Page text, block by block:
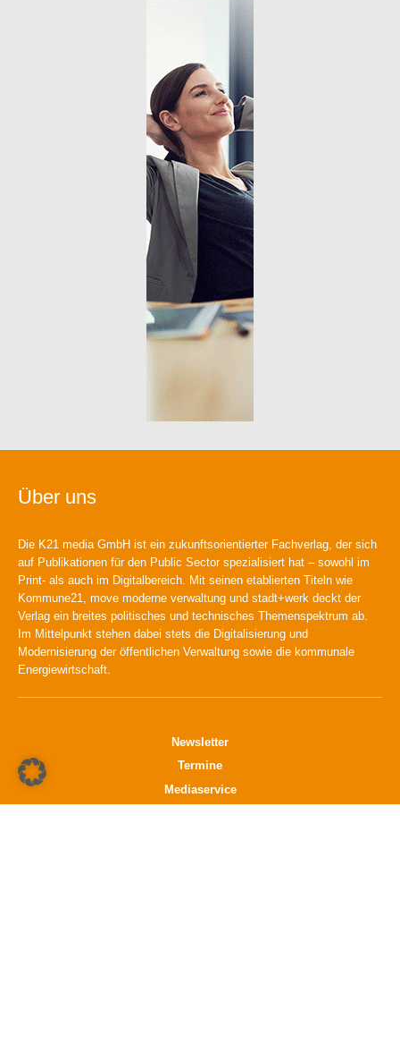
Über uns
Die K21 media GmbH ist ein zukunftsorientierter Fachverlag, der sich
auf Publikationen für den Public Sector spezialisiert hat – sowohl im
Print- als auch im Digitalbereich. Mit seinen etablierten Titeln wie
Kommune21, move moderne verwaltung und stadt+werk deckt der
Verlag ein breites politisches und technisches Themenspektrum ab.
Im Mittelpunkt stehen dabei stets die Digitalisierung und
Modernisierung der öffentlichen Verwaltung sowie die kommunale
Energiewirtschaft.
Newsletter
Termine
Mediaservice